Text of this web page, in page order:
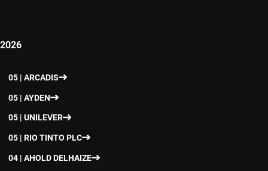
2026
05 | ARCADIS
05 | AYDEN
05 | UNILEVER
05 | RIO TINTO PLC
04 | AHOLD DELHAIZE